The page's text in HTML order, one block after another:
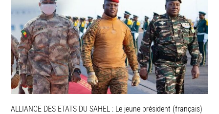
ALLIANCE DES ETATS DU SAHEL : Le jeune président (français)